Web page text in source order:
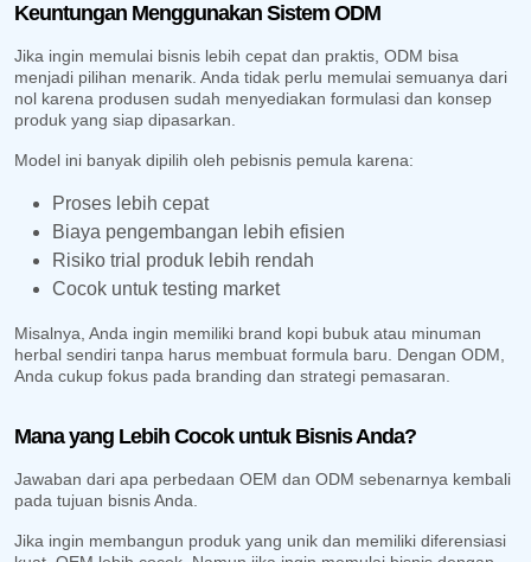
Keuntungan Menggunakan Sistem ODM
Jika ingin memulai bisnis lebih cepat dan praktis, ODM bisa
menjadi pilihan menarik. Anda tidak perlu memulai semuanya dari
nol karena produsen sudah menyediakan formulasi dan konsep
produk yang siap dipasarkan.
Model ini banyak dipilih oleh pebisnis pemula karena:
Proses lebih cepat
Biaya pengembangan lebih efisien
Risiko trial produk lebih rendah
Cocok untuk testing market
Misalnya, Anda ingin memiliki brand kopi bubuk atau minuman
herbal sendiri tanpa harus membuat formula baru. Dengan ODM,
Anda cukup fokus pada branding dan strategi pemasaran.
Mana yang Lebih Cocok untuk Bisnis Anda?
Jawaban dari apa perbedaan OEM dan ODM sebenarnya kembali
pada tujuan bisnis Anda.
Jika ingin membangun produk yang unik dan memiliki diferensiasi